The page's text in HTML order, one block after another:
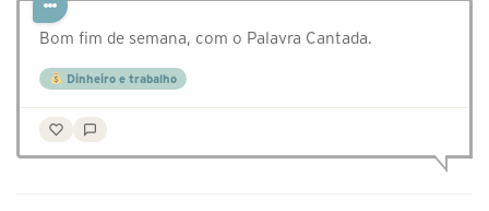
Bom fim de semana, com o Palavra Cantada.
Dinheiro e trabalho